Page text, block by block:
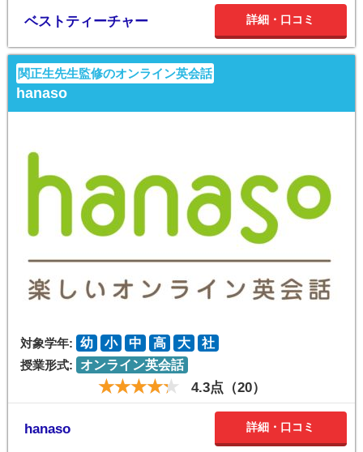
ベストティーチャー 詳細・口コミ
関正生先生監修のオンライン英会話
hanaso
対象学年: 幼 小 中 高 大
社
授業形式:
オンライン英会話
4.3点（20）
hanaso 詳細・口コミ